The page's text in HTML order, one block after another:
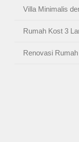
Villa Minimalis
Rumah Kost 3
Renovasi